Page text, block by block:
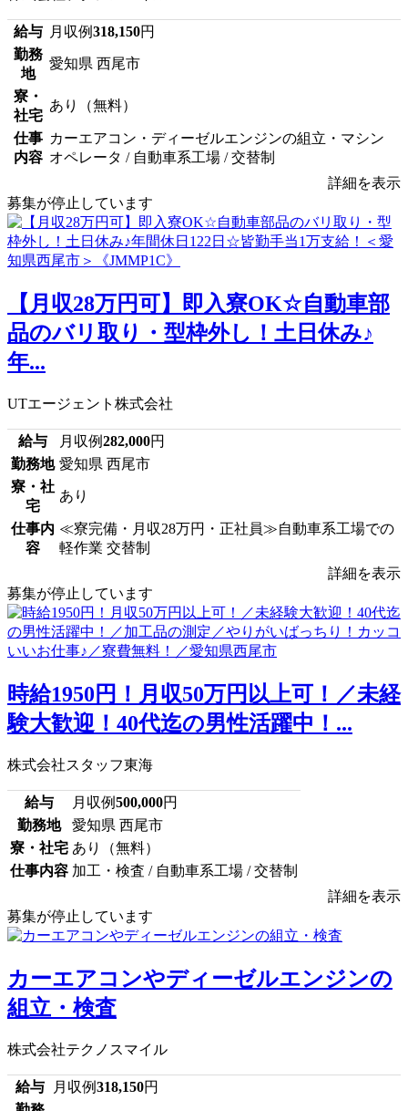
給与 月収例318,150円
勤務
地
愛知県 西尾市
寮・
社宅
あり（無料）
仕事
内容
カーエアコン・ディーゼルエンジンの組立・マシン
オペレータ / 自動車系工場 / 交替制
詳細を表示
募集が停止しています
【月収28万円可】即入寮OK☆自動車部
品のバリ取り・型枠外し！土日休み♪
年...
UTエージェント株式会社
給与 月収例282,000円
勤務地 愛知県 西尾市
寮・社
宅
あり
仕事内
容
≪寮完備・月収28万円・正社員≫自動車系工場での
軽作業 交替制
詳細を表示
募集が停止しています
時給1950円！月収50万円以上可！／未経
験大歓迎！40代迄の男性活躍中！...
株式会社スタッフ東海
給与 月収例500,000円
勤務地
愛知県 西尾市
寮・社宅 あり（無料）
仕事内容 加工・検査 / 自動車系工場 / 交替制
詳細を表示
募集が停止しています
カーエアコンやディーゼルエンジンの
組立・検査
株式会社テクノスマイル
給与 月収例318,150円